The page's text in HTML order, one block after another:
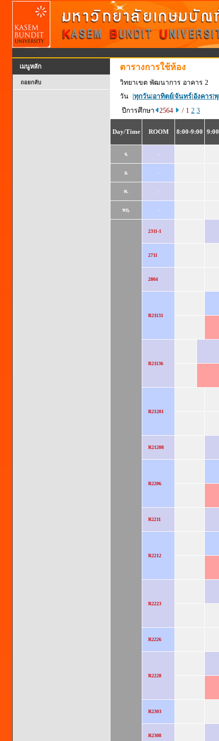
เมนูหลัก
ถอยกลับ
ตารางการใช้ห้อง
วิทยาเขต พัฒนาการ อาคาร 2
วัน | ทุกวัน อาทิตย์ จันทร์ อังคาร
ปีการศึกษา
2564 / 1 2 3
Day/Time ROOM 8:00-9:00
จ. -
อ. -
พ. -
พฤ. -
2311-1
2711
2804
R21131
R21136
R21201
R21208
R2206
R2211
R2212
R2223
R2226
R2228
R2303
R2308